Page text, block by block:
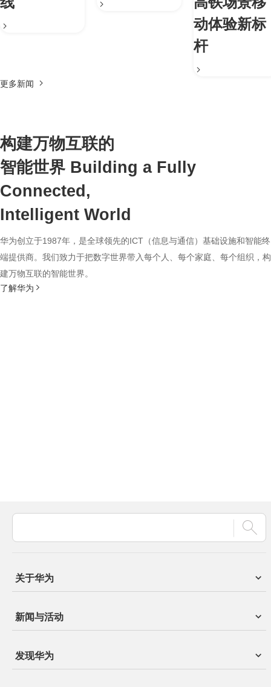
动体验新标
杆
更多新闻
构建万物互联的
智能世界 Building a Fully
Connected,
Intelligent World
华为创立于1987年，是全球领先的ICT（信息与通信）基础设施和智能终
端提供商。我们致力于把数字世界带入每个人、每个家庭、每个组织，构
建万物互联的智能世界。
了解华为
关于华为
新闻与活动
发现华为